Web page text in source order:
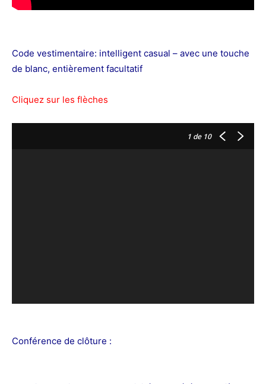
Code vestimentaire: intelligent casual – avec une touche
de blanc, entièrement facultatif
Cliquez sur les flèches
1 de 10
Conférence de clôture :